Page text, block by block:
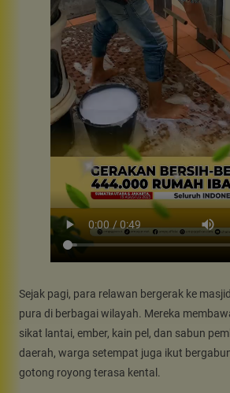
Sejak pagi, para relawan bergerak ke
pura di berbagai wilayah. Mereka
sikat lantai, ember, kain pel, dan sabun
daerah, warga setempat juga ikut
gotong royong terasa kental.